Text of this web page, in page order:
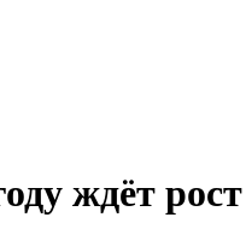
ждёт рост